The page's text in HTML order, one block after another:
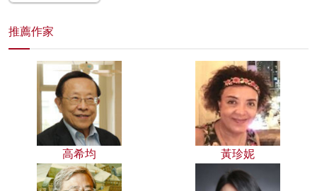
推薦作家
高希均 黃珍妮